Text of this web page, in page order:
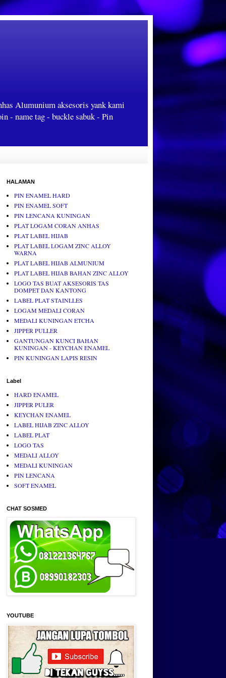
Alumunium aksesoris yank kami
- name tag - buckle sabuk - Pin
HALAMAN
PIN ENAMEL HARD
PIN ENAMEL SOFT
PIN LENCANA KUNINGAN
PLAT LOGAM CORAN ANHAS
PLAT LABEL HIJAB
PLAT LABEL LOGAM ZINC ALLOY
WARNA
PLAT LABEL HIJAB ALMUNIUM
PLAT LABEL HIJAB BAHAN ZINC ALLOY
LOGO TAS BUAT AKSESORIS TAS
DOMPET DAN KANTONG
LABEL PLAT STAINLLES
LOGAM MEDALI CORAN
MEDALI KUNINGAN ETCHA
JIPPER PULLER
GANTUNGAN KUNCI BAHAN
KUNINGAN - KEYCHAN ENAMEL
PIN KUNINGAN LAPIS RESIN
Label
HARD ENAMEL
JIPPER PULER
KEYCHAN ENAMEL
LABEL HIJAB ZINC ALLOY
LABEL PLAT
LOGO TAS
MEDALI ALLOY
MEDALI KUNINGAN
PIN LENCANA
SOFT ENAMEL
CHAT SOSMED
YOUTUBE